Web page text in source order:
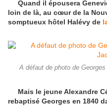
Quand il épousera
loin de là, au cœur de la
somptueux hôtel Halévy de
A défaut de photo de
Mais le jeune Alexandre
rebaptisé Georges en 1840